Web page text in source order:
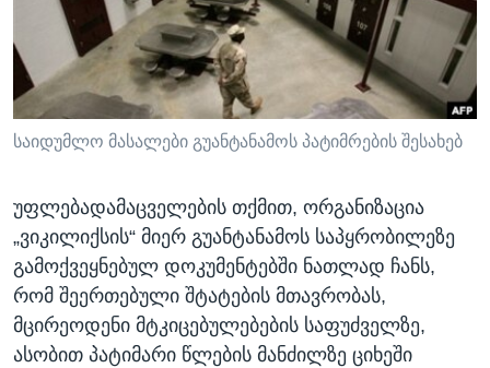
ᲡᲢᲣᲓᲘᲐ ᲕᲐᲨᲘᲜᲒᲢᲝᲜᲘ
ᲔᲙᲝᲜᲝᲛᲘᲙᲐ
ᲯᲐᲜᲛᲠᲗᲔᲚᲝᲑᲐ
ᲛᲔᲪᲜᲘᲔᲠᲔᲑᲐ
ᲘᲜᲢᲔᲠᲕᲘᲣ
ᲒᲐᲚᲘᲚᲔᲝ
ᲓᲔᲖᲘᲜᲤᲝᲠᲛᲐᲪᲘᲐ
Learning English
ᲗᲕᲐᲚᲘ ᲒᲕᲐᲓᲔᲕᲜᲔᲗ
ენები
საიდუმლო მასალები გუანტანამოს პატიმრების შესახებ
უფლებადამაცველების თქმით, ორგანიზაცია
„ვიკილიქსის“ მიერ გუანტანამოს საპყრობილეზე
გამოქვეყნებულ დოკუმენტებში ნათლად ჩანს,
რომ შეერთებული შტატების მთავრობას,
მცირეოდენი მტკიცებულებების საფუძველზე,
ასობით პატიმარი წლების მანძილზე ციხეში